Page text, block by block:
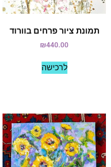
תמונת ציור פרחים בוורוד
₪440.00
לרכישה